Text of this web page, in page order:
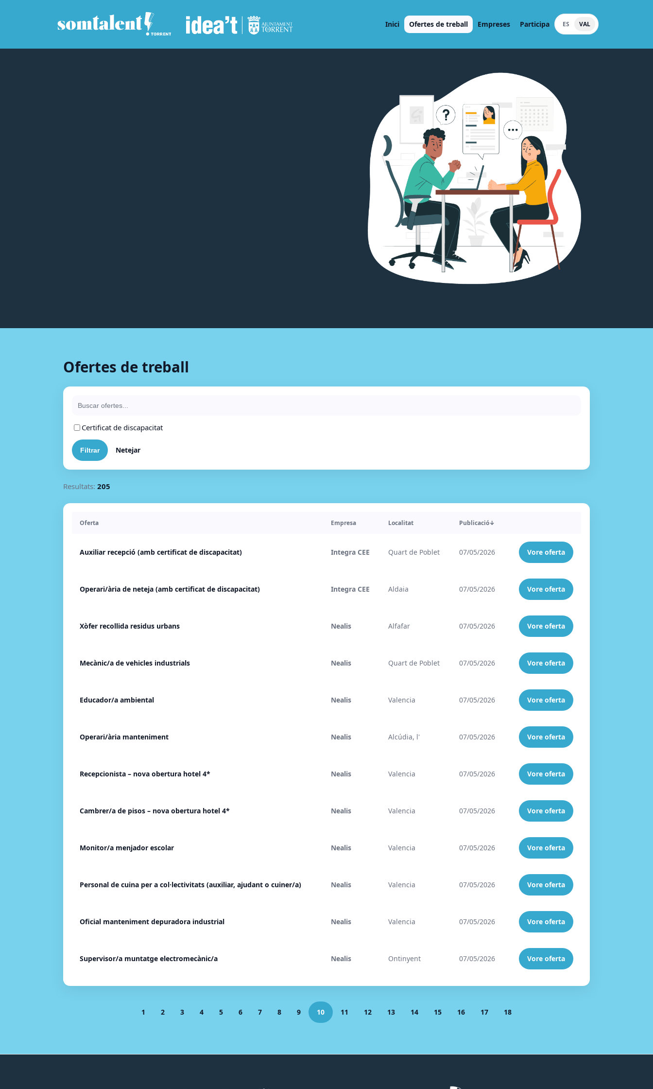
Inici Ofertes de treball Empreses Participa ES VAL
Ofertes de treball
Certificat de discapacitat
Netejar
Resultats: 205
Oferta Empresa Localitat Publicació↓
Auxiliar recepció (amb certificat de discapacitat) Integra CEE Quart de Poblet 07/05/2026 Vore oferta
Operari/ària de neteja (amb certificat de discapacitat) Integra CEE Aldaia 07/05/2026 Vore oferta
Xòfer recollida residus urbans Nealis Alfafar 07/05/2026 Vore oferta
Mecànic/a de vehicles industrials Nealis Quart de Poblet 07/05/2026 Vore oferta
Educador/a ambiental Nealis Valencia 07/05/2026 Vore oferta
Operari/ària manteniment Nealis Alcúdia, l' 07/05/2026 Vore oferta
Recepcionista – nova obertura hotel 4* Nealis Valencia 07/05/2026 Vore oferta
Cambrer/a de pisos – nova obertura hotel 4* Nealis Valencia 07/05/2026 Vore oferta
Monitor/a menjador escolar Nealis Valencia 07/05/2026 Vore oferta
Personal de cuina per a col·lectivitats (auxiliar, ajudant o cuiner/a) Nealis Valencia 07/05/2026 Vore oferta
Oficial manteniment depuradora industrial Nealis Valencia 07/05/2026 Vore oferta
Supervisor/a muntatge electromecànic/a Nealis Ontinyent 07/05/2026 Vore oferta
1 2 3 4 5 6 7 8 9 10 11 12 13 14 15 16 17 18